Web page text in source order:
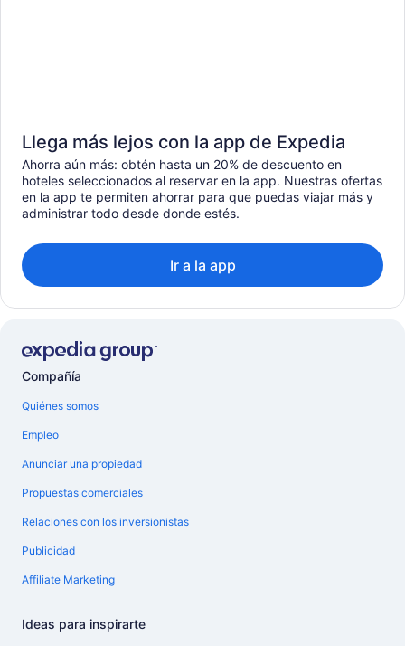
Llega más lejos con la app de Expedia
Ahorra aún más: obtén hasta un 20% de descuento en
hoteles seleccionados al reservar en la app. Nuestras ofertas
en la app te permiten ahorrar para que puedas viajar más y
administrar todo desde donde estés.
Ir a la app
Compañía
Quiénes somos
Empleo
Anunciar una propiedad
Propuestas comerciales
Relaciones con los inversionistas
Publicidad
Affiliate Marketing
Ideas para inspirarte